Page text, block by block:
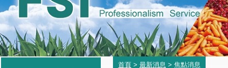
首頁 > 最新消息 > 焦點消息